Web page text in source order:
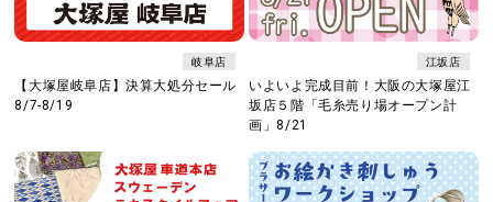
岐阜店
【大塚屋岐阜店】決算大処分セール
8/7-8/19
江坂店
いよいよ完成目前！大阪の大塚屋江
坂店５階「毛糸売り場オープン計
画」8/21